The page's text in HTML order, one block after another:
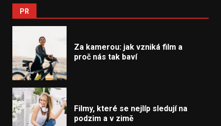
PR
Za kamerou: jak vzniká film a
proč nás tak baví
Filmy, které se nejlíp sledují na
podzim a v zimě